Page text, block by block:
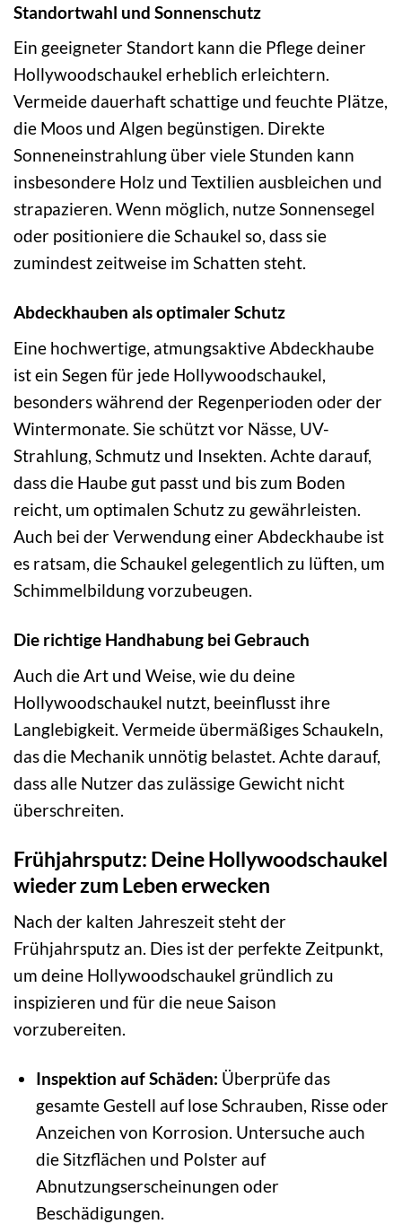
Standortwahl und Sonnenschutz
Ein geeigneter Standort kann die Pflege deiner
Hollywoodschaukel erheblich erleichtern.
Vermeide dauerhaft schattige und feuchte Plätze,
die Moos und Algen begünstigen. Direkte
Sonneneinstrahlung über viele Stunden kann
insbesondere Holz und Textilien ausbleichen und
strapazieren. Wenn möglich, nutze Sonnensegel
oder positioniere die Schaukel so, dass sie
zumindest zeitweise im Schatten steht.
Abdeckhauben als optimaler Schutz
Eine hochwertige, atmungsaktive Abdeckhaube
ist ein Segen für jede Hollywoodschaukel,
besonders während der Regenperioden oder der
Wintermonate. Sie schützt vor Nässe, UV-
Strahlung, Schmutz und Insekten. Achte darauf,
dass die Haube gut passt und bis zum Boden
reicht, um optimalen Schutz zu gewährleisten.
Auch bei der Verwendung einer Abdeckhaube ist
es ratsam, die Schaukel gelegentlich zu lüften, um
Schimmelbildung vorzubeugen.
Die richtige Handhabung bei Gebrauch
Auch die Art und Weise, wie du deine
Hollywoodschaukel nutzt, beeinflusst ihre
Langlebigkeit. Vermeide übermäßiges Schaukeln,
das die Mechanik unnötig belastet. Achte darauf,
dass alle Nutzer das zulässige Gewicht nicht
überschreiten.
Frühjahrsputz: Deine Hollywoodschaukel
wieder zum Leben erwecken
Nach der kalten Jahreszeit steht der
Frühjahrsputz an. Dies ist der perfekte Zeitpunkt,
um deine Hollywoodschaukel gründlich zu
inspizieren und für die neue Saison
vorzubereiten.
Inspektion auf Schäden: Überprüfe das
gesamte Gestell auf lose Schrauben, Risse oder
Anzeichen von Korrosion. Untersuche auch
die Sitzflächen und Polster auf
Abnutzungserscheinungen oder
Beschädigungen.